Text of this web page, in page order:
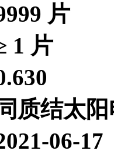
片
1 片
同质结太
06-17